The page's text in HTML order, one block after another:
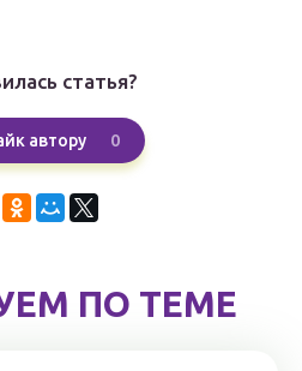
статья?
автору 0
ПО ТЕМЕ